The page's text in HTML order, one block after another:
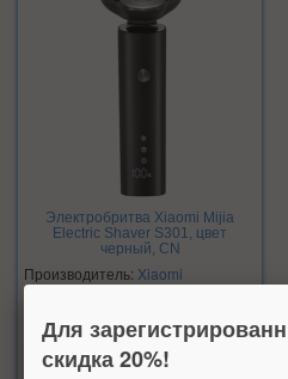
Электробритва Xiaomi Mijia
Electric Shaver S301, цвет
черный, CN
Производитель: Xiaomi
Для
скидка 20%!